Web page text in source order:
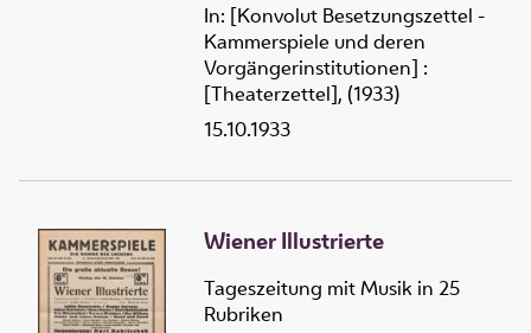
In: [Konvolut Besetzungszettel -
Kammerspiele und deren
Vorgängerinstitutionen] :
[Theaterzettel], (1933)
15.10.1933
Wiener Illustrierte
Tageszeitung mit Musik in 25
Rubriken